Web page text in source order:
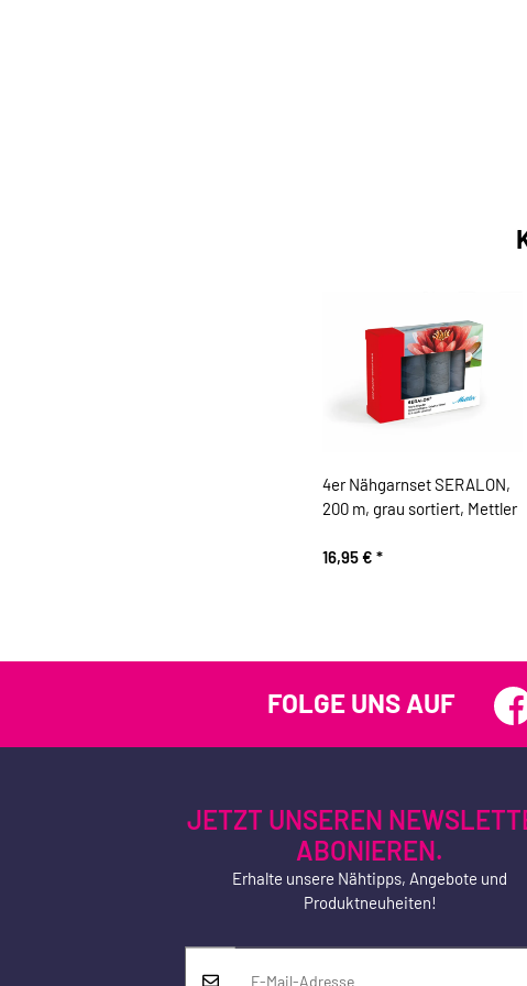
4er Nähgarnset SERALON,
200 m, grau sortiert, Mettler
16,95 € *
FOLGE UNS AUF
JETZT UNSEREN
ABONIEREN.
Erhalte unsere Nähtipps, Angebote und
Produktneuheiten!